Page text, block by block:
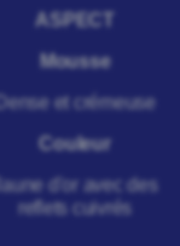
ASPECT
Mousse
Dense et crémeuse
Couleur
Jaune d'or avec des
reflets cuivrés